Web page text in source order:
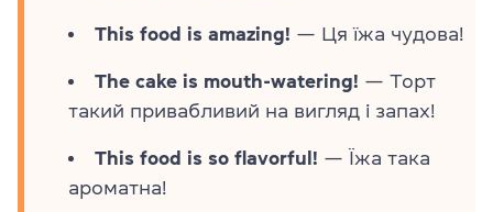
This food is amazing! — Ця їжа чудова!
The cake is mouth-watering! — Торт
такий привабливий на вигляд і запах!
This food is so flavorful! — Їжа така
ароматна!